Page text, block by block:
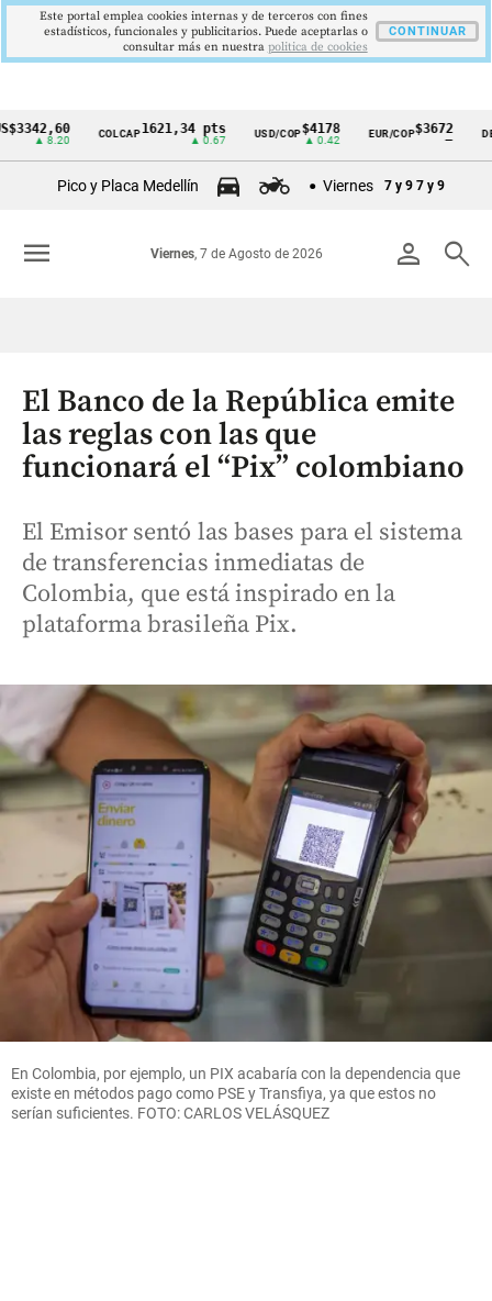
Cintillo
Colombia
COLCAP1621,34 pts USD/COP$4178
▲ 0.42
EUR/COP$3672
—
Pico y Placa Medellín Viernes 7 y 9 7 y 9
person search
Viernes, 7 de Agosto de 2026
menu
El Banco de la República emite
las reglas con las que
funcionará el “Pix” colombiano
El Emisor sentó las bases para el sistema
de transferencias inmediatas de
Colombia, que está inspirado en la
plataforma brasileña Pix.
En Colombia, por ejemplo, un PIX acabaría con la dependencia que
existe en métodos pago como PSE y Transfiya, ya que estos no
serían suficientes. FOTO: CARLOS VELÁSQUEZ
Este portal emplea cookies internas y de terceros con fines
estadísticos, funcionales y publicitarios. Puede aceptarlas o
consultar más en nuestra politica de cookies
CONTINUAR